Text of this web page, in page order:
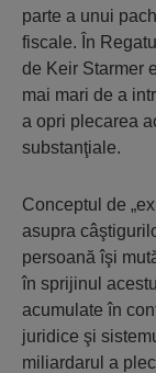
parte a unui
fiscale. În
de Keir Starmer
mai mari de a
a opri plecarea
substanţiale.
Conceptul de
asupra
persoană îşi
în sprijinul
acumulate în
juridice şi
miliardarul a